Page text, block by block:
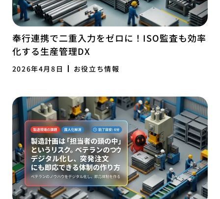
奉行連携で二重入力をゼロに！ISO監査も効率
化する生産管理DX
2026年4月8日 お役立ち情報